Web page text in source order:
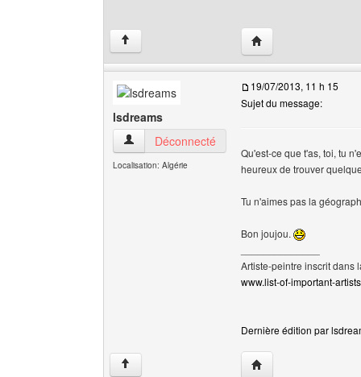
↑ Visiter le site web
lsdreams
lsdreams Voir le profil de l'utilisateur
Déconnecté
Localisation: Algérie
19/07/2013, 11 h 15
Sujet du message:
Qu'est-ce que t'as, toi, tu
heureux de trouver
Tu n'aimes pas la
Bon joujou.
Artiste-peintre inscrit dans
www.list-of-important-
Dernière édition par
↑ Visiter le site web